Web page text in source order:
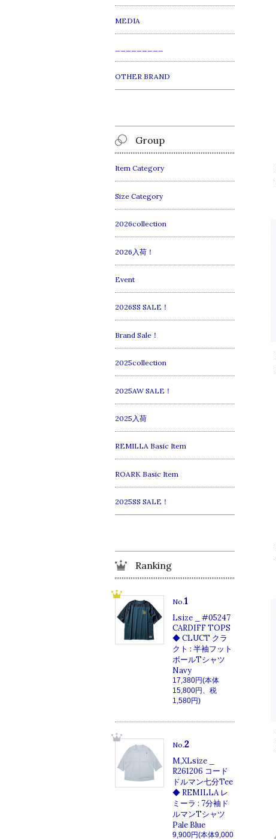
MEDIA
OTHER BRAND
Group
Item Category
Size Category
2026collection
2026入荷！
Event
2026SS SALE！
Brand Sale！
2025collection
2025AW SALE！
2025入荷
REMILLA Basic Item
ROARK Basic Item
2025SS SALE！
Ranking
No.1
Lsize _ #05247
CARDIFF TOPS
◆ CLUCT クラ
クト : 半袖フット
ボールTシャツ
Navy
17,380円(本体
15,800円、税
1,580円)
No.2
M,XLsize _
R261206 コード
ドルマン七分Tee
◆ REMILLA レ
ミーラ : 7分袖ド
ルマンTシャツ
Pale Blue
9,900円(本体9,000